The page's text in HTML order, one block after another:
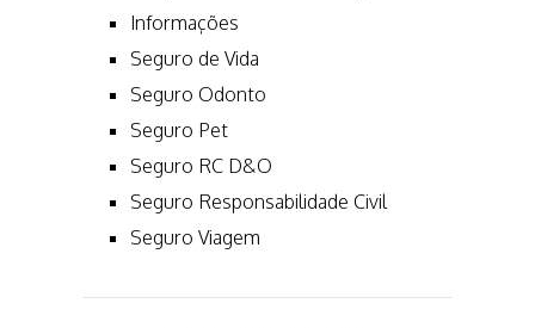
Informações
Seguro de Vida
Seguro Odonto
Seguro Pet
Seguro RC D&O
Seguro Responsabilidade Civil
Seguro Viagem